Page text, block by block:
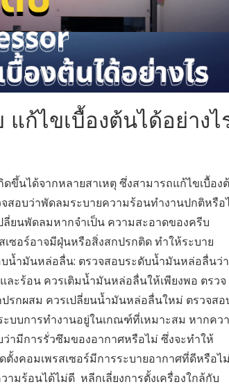
ก้ไขเบื้องต้นได้อย่างไ
ขึ้นได้จากหลายสาเหตุ ซึ่งสามารถแก้ไขเบื้อง
สอบว่าพัดลมระบายความร้อนทำงานปกติหรือ
ยนพัดลมหากจำเป็น ความสะอาดของครีบ
ซอร์อาจมีฝุ่นหรือสิ่งสกปรกติด ทำให้ระบาย
น้ำมันหล่อลื่น: ตรวจสอบระดับน้ำมันหล่อลื่นว่
ะร้อน ควรเติมน้ำมันหล่อลื่นให้เพียงพอ ตรวจ
กผสม ควรเปลี่ยนน้ำมันหล่อลื่นใหม่ ตรวจสอ
บบการทำงานอยู่ในเกณฑ์ที่เหมาะสม หากคว
ามีการรั่วซึมของอากาศหรือไม่ ซึ่งจะทำให้
งคอมเพรสเซอร์มีการระบายอากาศที่ดีหรือไ
มร้อนได้ไม่ดี หลีกเลี่ยงการตั้งเครื่องใกล้กับ